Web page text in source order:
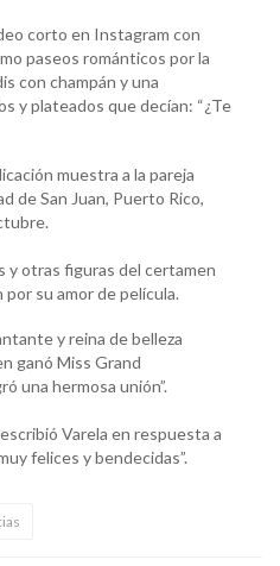
corto en Instagram con
paseos románticos por la
con champán y una
y plateados que decían: “¿Te
muestra a la pareja
de San Juan, Puerto Rico,
y otras figuras del certamen
su amor de película.
y reina de belleza
ganó Miss Grand
una hermosa unión”.
Varela en respuesta a
felices y bendecidas”.